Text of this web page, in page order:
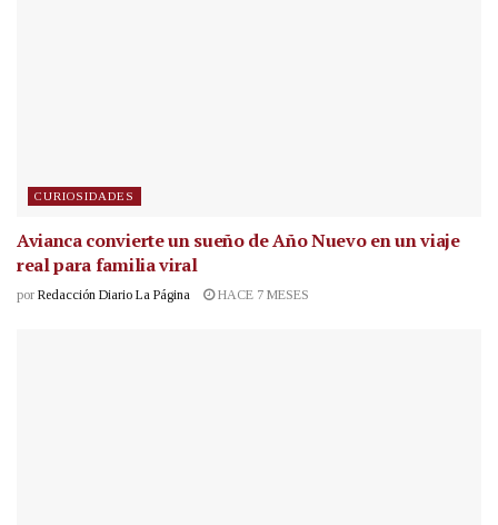
CURIOSIDADES
Avianca convierte un sueño de Año Nuevo en un viaje
real para familia viral
por Redacción Diario La Página HACE 7 MESES